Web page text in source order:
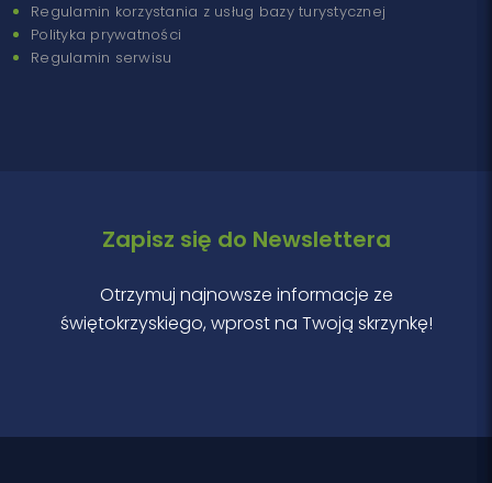
Regulamin korzystania z usług bazy turystycznej
Polityka prywatności
Regulamin serwisu
Zapisz się do Newslettera
Otrzymuj najnowsze informacje ze
świętokrzyskiego, wprost na Twoją skrzynkę!